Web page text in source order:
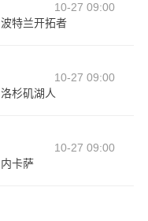
10-27 09:00
波特兰开拓者
10-27 09:00
洛杉矶湖人
10-27 09:00
内卡萨